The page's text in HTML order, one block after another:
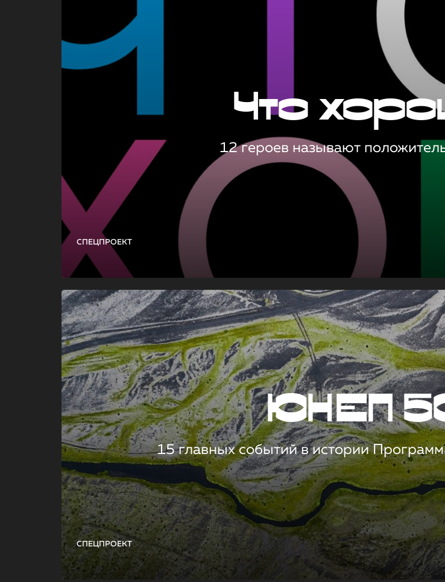
СПЕЦПРОЕКТ
Что
12 героев называют
СПЕЦПРОЕКТ
ЮНЕП
15 главных событий в истории